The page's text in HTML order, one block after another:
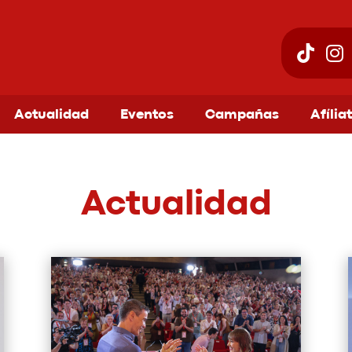
Actualidad Eventos Campañas
Actualidad